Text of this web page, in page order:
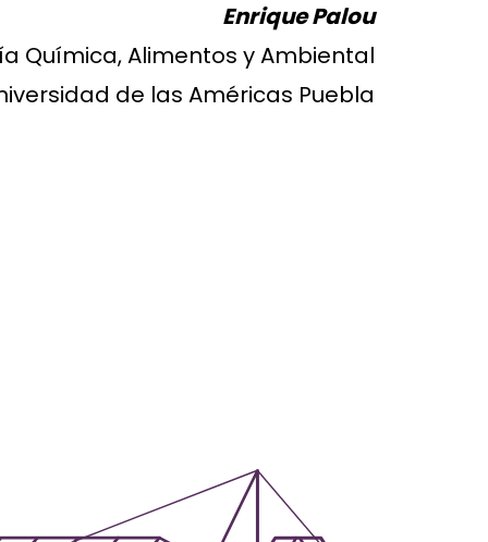
Enrique Palou
Química, Alimentos y Ambiental
de las Américas Puebla